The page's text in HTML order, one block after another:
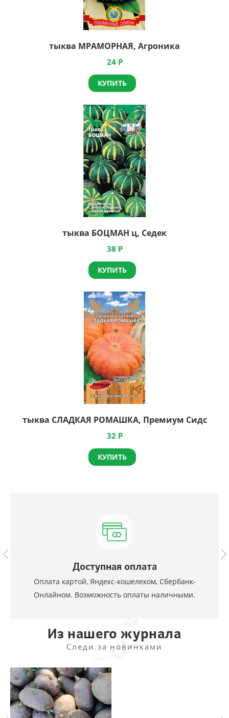
тыква МРАМОРНАЯ, Агроника
24 Р
КУПИТЬ
тыква БОЦМАН ц, Седек
38 Р
КУПИТЬ
тыква СЛАДКАЯ РОМАШКА, Премиум Сидс
32 Р
КУПИТЬ
Доступная оплата
Оплата картой, Яндекс-кошелеком, Сбербанк-
Онлайном. Возможность оплаты наличными.
Из нашего журнала
Следи за новинками